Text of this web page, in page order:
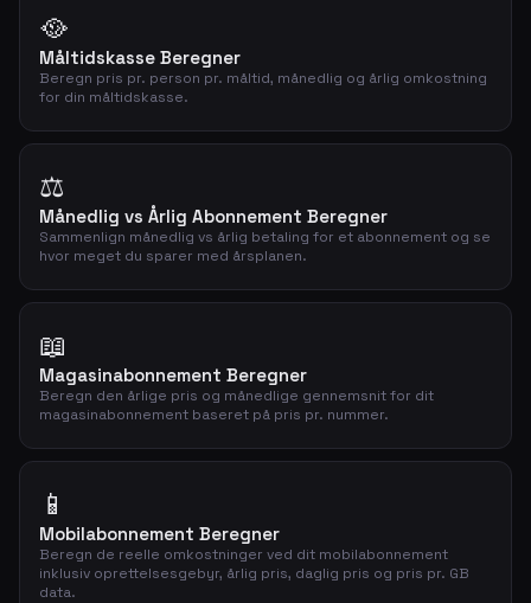
🥘
Måltidskasse Beregner
Beregn pris pr. person pr. måltid, månedlig og årlig omkostning
for din måltidskasse.
⚖️
Månedlig vs Årlig Abonnement Beregner
Sammenlign månedlig vs årlig betaling for et abonnement og se
hvor meget du sparer med årsplanen.
📖
Magasinabonnement Beregner
Beregn den årlige pris og månedlige gennemsnit for dit
magasinabonnement baseret på pris pr. nummer.
📱
Mobilabonnement Beregner
Beregn de reelle omkostninger ved dit mobilabonnement
inklusiv oprettelsesgebyr, årlig pris, daglig pris og pris pr. GB
data.